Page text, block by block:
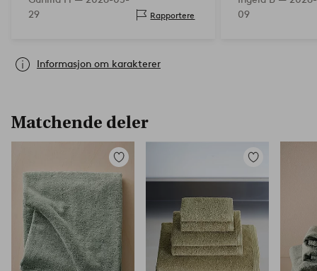
29
Rapportere
09
Informasjon om karakterer
Matchende deler
Legg
til
favoritter
Legg
favoritter